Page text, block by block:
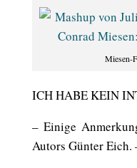
Miesen-
ICH HABE KEIN
– Einige
Autors Günter Eich.